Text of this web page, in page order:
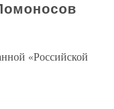
«Российской